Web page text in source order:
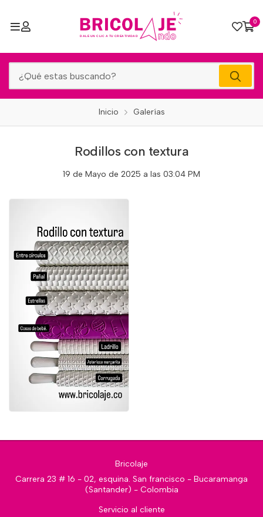
0
Inicio Galerías
Rodillos con textura
19 de Mayo de 2025 a las 03:04 PM
Bricolaje
Carrera 23 # 16 - 02, esquina. San francisco - Bucaramanga
(Santander) - Colombia
Servicio al cliente